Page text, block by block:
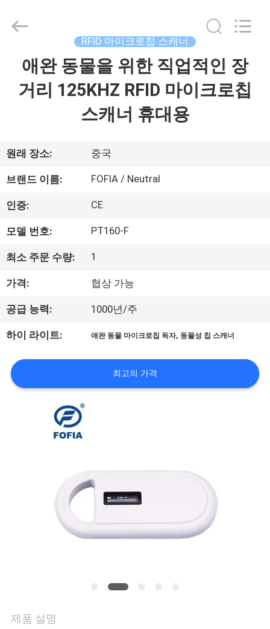
동
영
상
우
리
에
대
하
여
리
2017
Technology
RFID 마이크로칩 스캐너
애완 동물을 위한 직업적인 장
거리 125KHZ RFID 마이크로칩
스캐너 휴대용
원래 장소: 중국
브랜드 이름: FOFIA / Neutral
인증: CE
모델 번호: PT160-F
최소 주문 수량: 1
가격: 협상 가능
공급 능력: 1000년/주
하이 라이트: 애완 동물 마이크로칩 독자, 동물성 칩 스캐너
최고의 가격
제품 설명